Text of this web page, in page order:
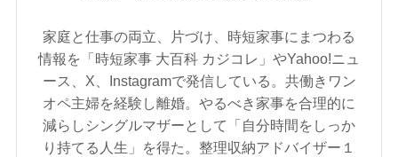
家庭と仕事の両立、片づけ、時短家事にまつわる
情報を「時短家事 大百科 カジコレ」やYahoo!ニュ
ース、X、Instagramで発信している。共働きワン
オペ主婦を経験し離婚。やるべき家事を合理的に
減らしシングルマザーとして「自分時間をしっか
り持てる人生」を得た。整理収納アドバイザー１